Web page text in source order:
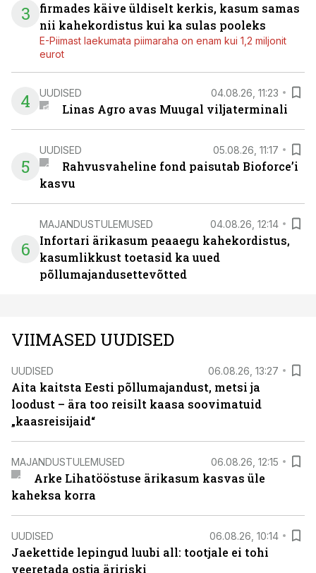
3
firmades käive üldiselt kerkis, kasum samas
nii kahekordistus kui ka sulas pooleks
E-Piimast laekumata piimaraha on enam kui 1,2 miljonit
eurot
4 UUDISED 04.08.26, 11:23
Linas Agro avas Muugal viljaterminali
5
UUDISED 05.08.26, 11:17
Rahvusvaheline fond paisutab Bioforce’i
kasvu
6
MAJANDUSTULEMUSED 04.08.26, 12:14
Infortari ärikasum peaaegu kahekordistus,
kasumlikkust toetasid ka uued
põllumajandusettevõtted
VIIMASED UUDISED
UUDISED 06.08.26, 13:27
Aita kaitsta Eesti põllumajandust, metsi ja
loodust – ära too reisilt kaasa soovimatuid
„kaasreisijaid“
MAJANDUSTULEMUSED 06.08.26, 12:15
Arke Lihatööstuse ärikasum kasvas üle
kaheksa korra
UUDISED 06.08.26, 10:14
Jaekettide lepingud luubi all: tootjale ei tohi
veeretada ostja äririski